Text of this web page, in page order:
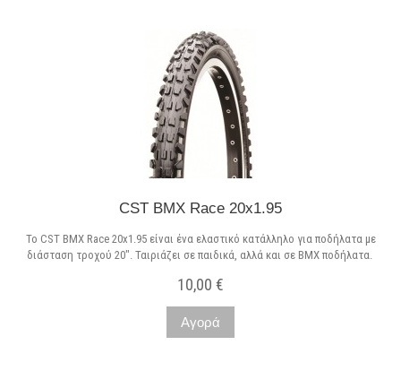
CST BMX Race 20x1.95
Το CST BMX Race 20x1.95 είναι ένα ελαστικό κατάλληλο για ποδήλατα με
διάσταση τροχού 20". Ταιριάζει σε παιδικά, αλλά και σε BMX ποδήλατα.
10,00 €
Αγορά